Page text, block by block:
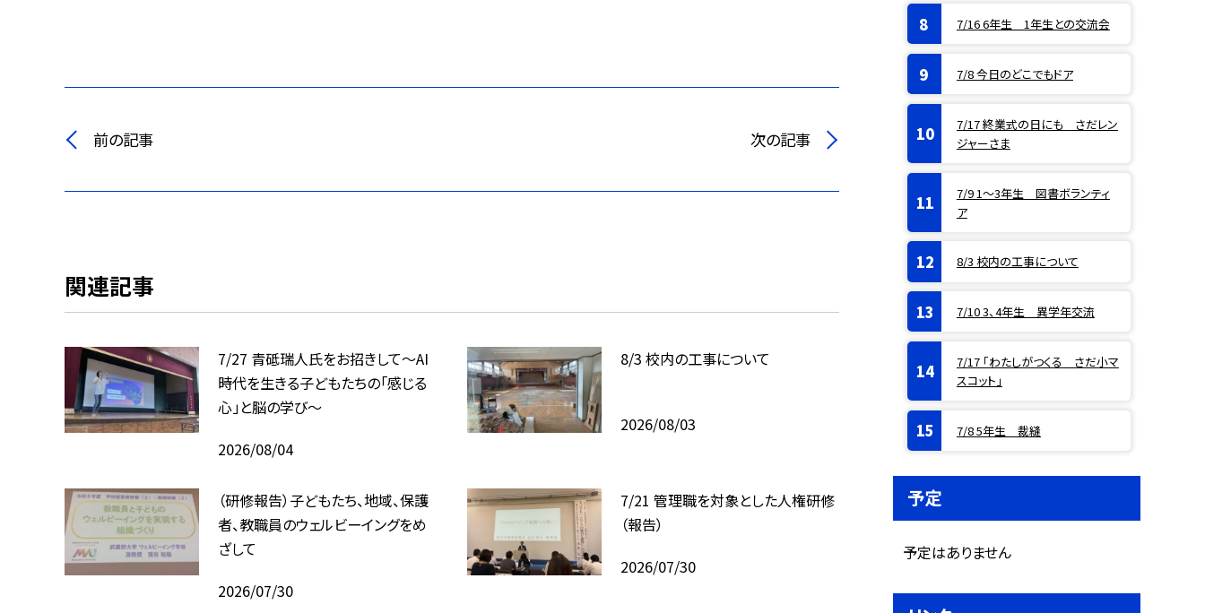
前の記事 次の記事
関連記事
7/27 青砥瑞人氏をお招きして〜AI
時代を生きる子どもたちの「感じる
心」と脳の学び〜
2026/08/04
8/3 校内の工事について
2026/08/03
（研修報告）子どもたち、地域、保護
者、教職員のウェルビーイングをめ
ざして
2026/07/30
7/21 管理職を対象とした人権研修
（報告）
2026/07/30
7/16 6年生 1年生との交流会
7/8 今日のどこでもドア
7/17 終業式の日にも さだレン
ジャーさま
7/9 1〜3年生 図書ボランティ
ア
8/3 校内の工事について
7/10 3、4年生 異学年交流
7/17 「わたしがつくる さだ小マ
スコット」
7/8 5年生 裁縫
予定
予定はありません